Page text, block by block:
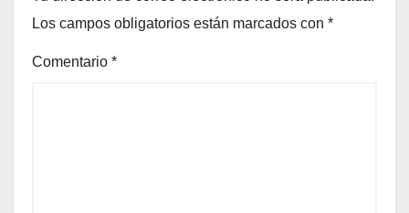
Los campos obligatorios están marcados con *
Comentario *